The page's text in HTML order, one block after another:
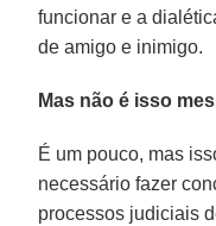
funcionar e a
de amigo e inimigo.
Mas não é isso
É um pouco, mas
necessário fazer
processos judiciais